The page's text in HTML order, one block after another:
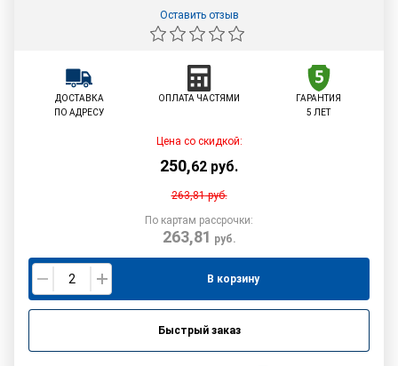
Оставить отзыв
ДОСТАВКА
ПО АДРЕСУ
ОПЛАТА ЧАСТЯМИ
ГАРАНТИЯ
5 ЛЕТ
Цена со скидкой:
250,62 руб.
263,81руб.
По картам рассрочки:
263,81 руб.
В корзину
Быстрый заказ